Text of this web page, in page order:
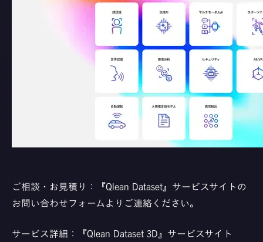
ご相談・お見積り：『Qlean Dataset』サービスサイトの
お問い合わせフォームよりご連絡ください。
サービス詳細：『Qlean Dataset 3D』サービスサイト